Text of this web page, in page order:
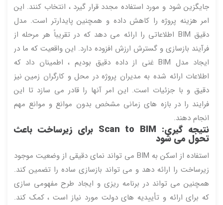
جایگزین شود و مورد استفاده مجدد قرار گیرد ، انتخاب کنند. این
امر هزینه پروژه را کاهش داده و همچنین پایدارتر است. مدل
دقیق BIM اطلاعاتی را ارائه می دهد که در تقریباً هر مرحله از
فرآیند بازسازی و گسترش ارزش افزوده دارد. این واقعیت که ما در
ایجاد مدل BIM غنی از داده دقیق بودیم ، اطمینان داد که
اطلاعات ارائه شده به مدیران پروژه در محل و کارگران زمین نیز
دقیق و با جزئیات است. این امر آنها را قادر می سازد تا این
فرایند را در بازه های زمانی مشخص بدون موانع و موانع مهم
انجام دهند.
نتیجه گیری: Scan to BIM برای زیرساخت باعث
تحول می شود
استفاده از اسکن به BIM می تواند نمای دقیقی از وضعیت موجود
زیرساخت را ارائه دهد و می تواند بازسازی ساده را تضمین کند.
همچنین می تواند در برنامه ریزی و ایجاد طرح مفهومی سازی
که برای ارائه و تأییدیه های دولت مورد نیاز است ، کمک کند.